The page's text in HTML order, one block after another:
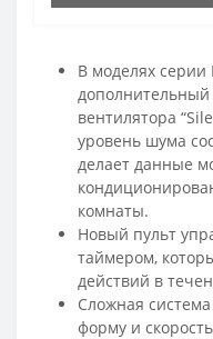
В моделях серии
вентилятора
уровень шума
делает данные
комнаты.
Новый пульт
таймером,
действий в
Сложная
форму и